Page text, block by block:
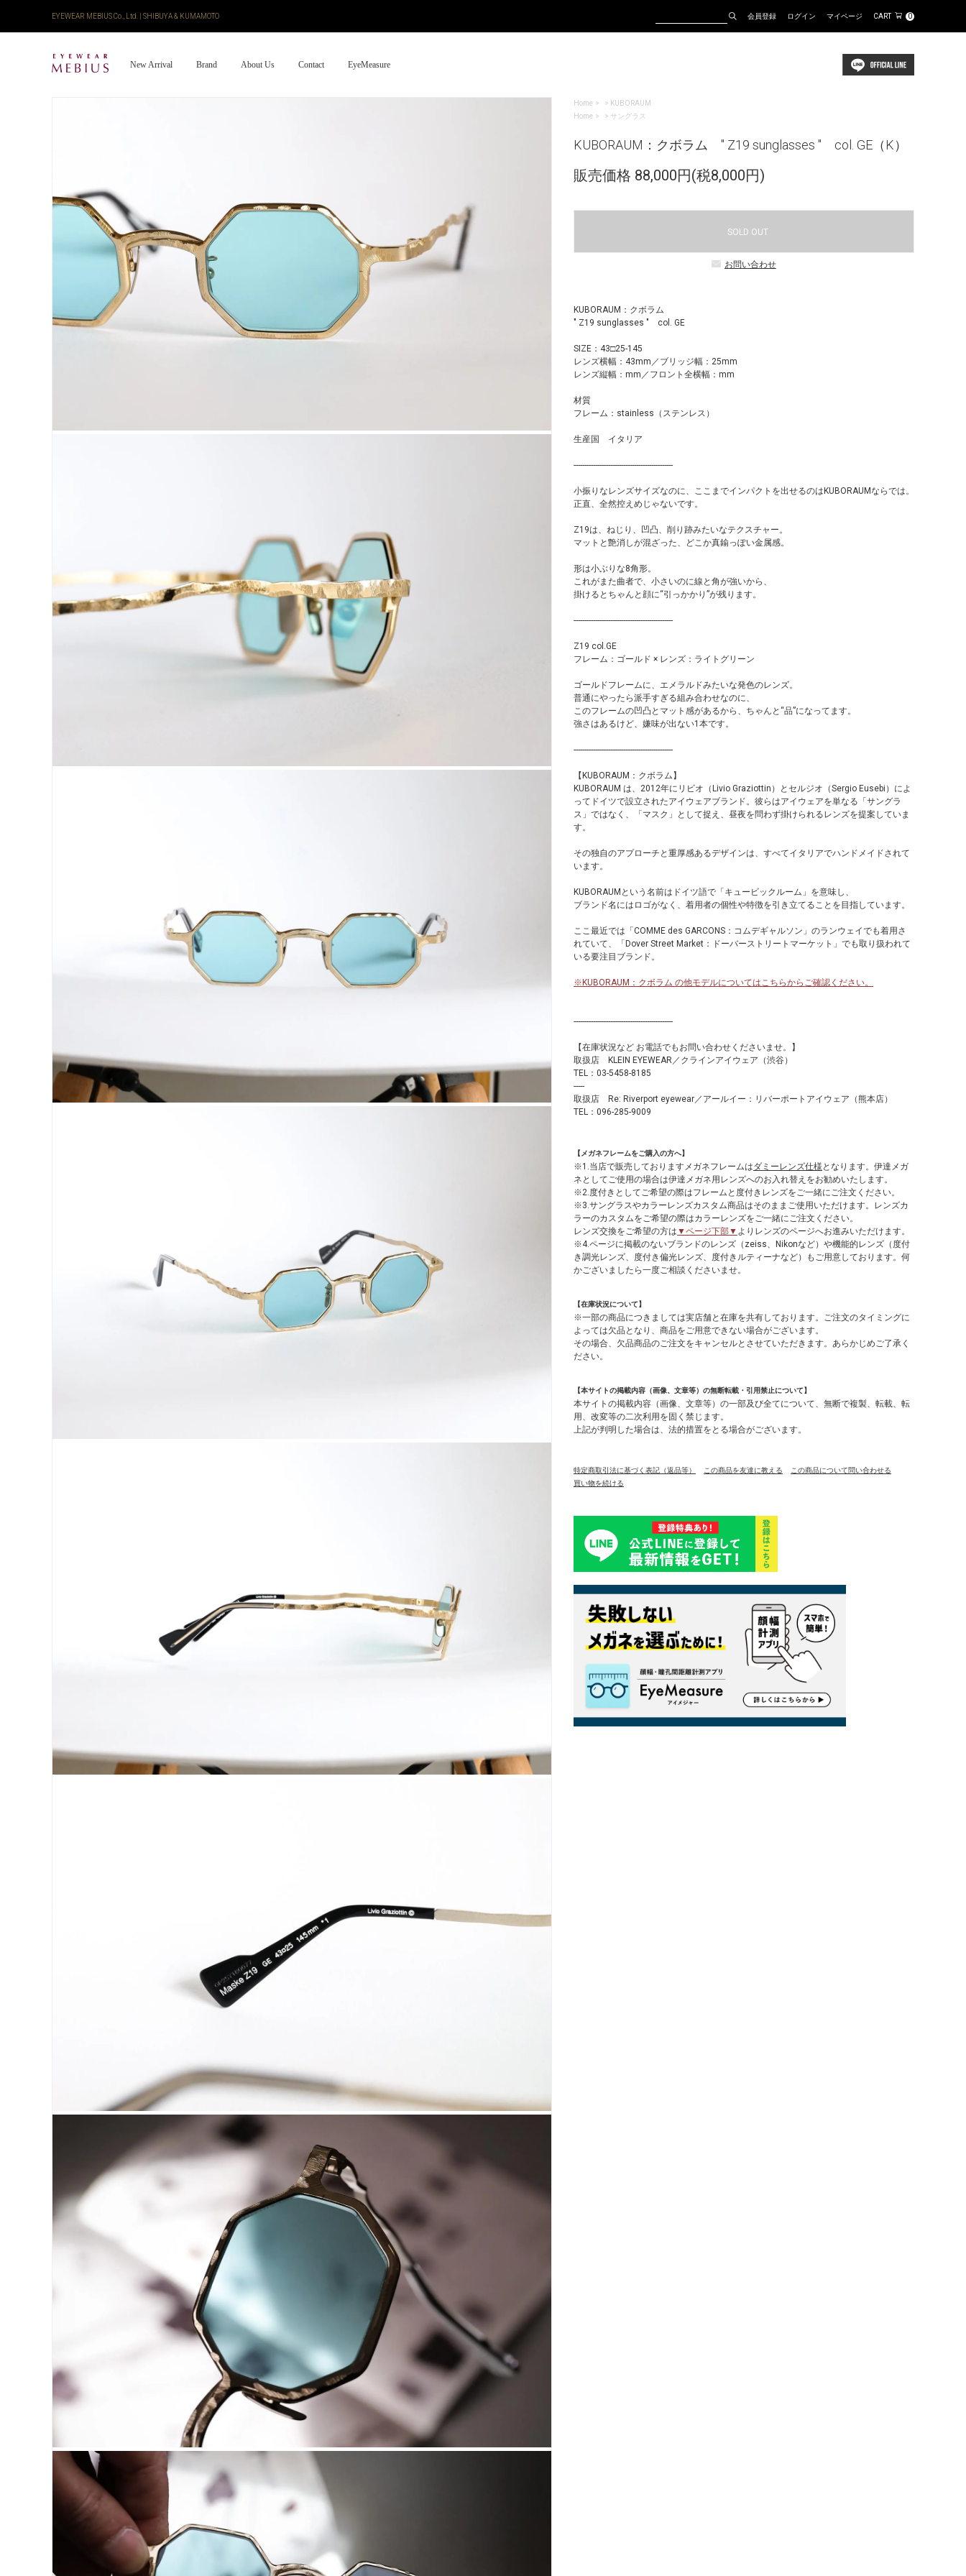
EYEWEAR MEBIUS Co., Ltd. | SHIBUYA & KUMAMOTO 会員登録 ログイン マイページ CART 0
New Arrival Brand About Us Contact EyeMeasure
Home > KUBORAUM
Home
> サングラス
KUBORAUM：クボラム " Z19 sunglasses " col. GE（K）
販売価格 88,000円(税8,000円)
SOLD OUT
お問い合わせ
KUBORAUM：クボラム
" Z19 sunglasses " col. GE
SIZE：43□25-145
レンズ横幅：43mm／ブリッジ幅：25mm
レンズ縦幅：mm／フロント全横幅：mm
材質
フレーム：stainless（ステンレス）
生産国 イタリア
----------------------------------------------
小振りなレンズサイズなのに、ここまでインパクトを出せるのはKUBORAUMならでは。
正直、全然控えめじゃないです。
Z19は、ねじり、凹凸、削り跡みたいなテクスチャー。
マットと艶消しが混ざった、どこか真鍮っぽい金属感。
形は小ぶりな8角形。
これがまた曲者で、小さいのに線と角が強いから、
掛けるとちゃんと顔に“引っかかり”が残ります。
----------------------------------------------
Z19 col.GE
フレーム：ゴールド × レンズ：ライトグリーン
ゴールドフレームに、エメラルドみたいな発色のレンズ。
普通にやったら派手すぎる組み合わせなのに、
このフレームの凹凸とマット感があるから、ちゃんと“品”になってます。
強さはあるけど、嫌味が出ない1本です。
----------------------------------------------
【KUBORAUM：クボラム】
KUBORAUM は、2012年にリビオ（Livio Graziottin）とセルジオ（Sergio Eusebi）によ
ってドイツで設立されたアイウェアブランド。彼らはアイウェアを単なる「サングラ
ス」ではなく、「マスク」として捉え、昼夜を問わず掛けられるレンズを提案していま
す。
その独自のアプローチと重厚感あるデザインは、すべてイタリアでハンドメイドされて
います。
KUBORAUMという名前はドイツ語で「キュービックルーム」を意味し、
ブランド名にはロゴがなく、着用者の個性や特徴を引き立てることを目指しています。
ここ最近では「COMME des GARCONS：コムデギャルソン」のランウェイでも着用さ
れていて、「Dover Street Market：ドーバーストリートマーケット」でも取り扱われて
いる要注目ブランド。
※KUBORAUM：クボラム の他モデルについてはこちらからご確認ください。
----------------------------------------------
【在庫状況など お電話でもお問い合わせくださいませ。】
取扱店 KLEIN EYEWEAR／クラインアイウェア（渋谷）
TEL：03-5458-8185
-----
取扱店 Re: Riverport eyewear／アールイー：リバーポートアイウェア（熊本店）
TEL：096-285-9009
【メガネフレームをご購入の方へ】
※1.当店で販売しておりますメガネフレームはダミーレンズ仕様 となります。伊達メガ
ネとしてご使用の場合は伊達メガネ用レンズへのお入れ替えをお勧めいたします。
※2.度付きとしてご希望の際はフレームと度付きレンズをご一緒にご注文ください。
※3.サングラスやカラーレンズカスタム商品はそのままご使用いただけます。レンズカ
ラーのカスタムをご希望の際はカラーレンズをご一緒にご注文ください。
レンズ交換をご希望の方は ▼ページ下部▼ よりレンズのページへお進みいただけます。
※4.ページに掲載のないブランドのレンズ（zeiss、Nikonなど）や機能的レンズ（度付
き調光レンズ、度付き偏光レンズ、度付きルティーナなど）もご用意しております。何
かございましたら一度ご相談くださいませ。
【在庫状況について】
※一部の商品につきましては実店舗と在庫を共有しております。ご注文のタイミングに
よっては欠品となり、商品をご用意できない場合がございます。
その場合、欠品商品のご注文をキャンセルとさせていただきます。あらかじめご了承く
ださい。
【本サイトの掲載内容（画像、文章等）の無断転載・引用禁止について】
本サイトの掲載内容（画像、文章等）の一部及び全てについて、無断で複製、転載、転
用、改変等の二次利用を固く禁じます。
上記が判明した場合は、法的措置をとる場合がございます。
特定商取引法に基づく表記（返品等） この商品を友達に教える
この商品について問い合わせる
買い物を続ける